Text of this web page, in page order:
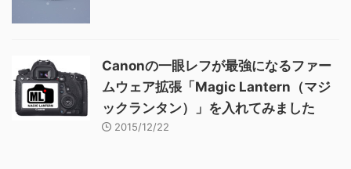
Canonの一眼レフが最強になるファー
ムウェア拡張「Magic Lantern（マジ
ックランタン）」を入れてみました
2015/12/22